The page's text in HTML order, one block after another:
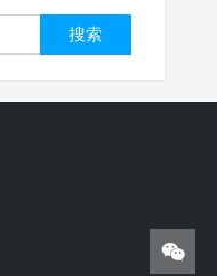
搜索